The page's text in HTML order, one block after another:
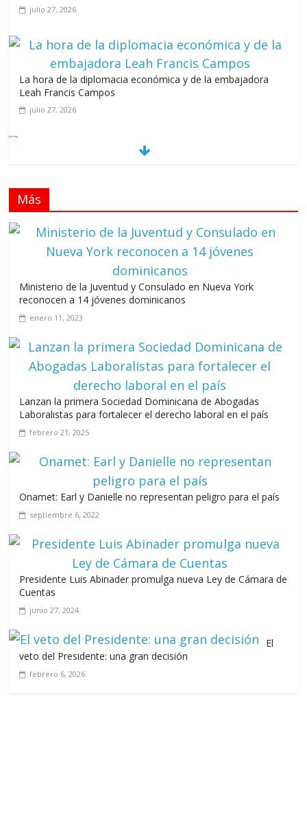
julio 27, 2026
La hora de la diplomacia económica y de la embajadora
Leah Francis Campos
julio 27, 2026
Llevar los Juegos XXV Juegos Centroamericanos
y del Caribe a las plazas y parques del país
junio 15, 2026
A 67 años de la gesta de Constanza,
Maimón y Estero Hondo
Leonel Fernández y la última oportunidad de los políticos de
carrera
agosto 3, 2026
Más
Ministerio de la Juventud y Consulado en Nueva York
reconocen a 14 jóvenes dominicanos
enero 11, 2023
Lanzan la primera Sociedad Dominicana de Abogadas
Laboralistas para fortalecer el derecho laboral en el país
febrero 21, 2025
Onamet: Earl y Danielle no representan peligro para el país
septiembre 6, 2022
Presidente Luis Abinader promulga nueva Ley de Cámara de
Cuentas
junio 27, 2024
El
veto del Presidente: una gran decisión
febrero 6, 2026